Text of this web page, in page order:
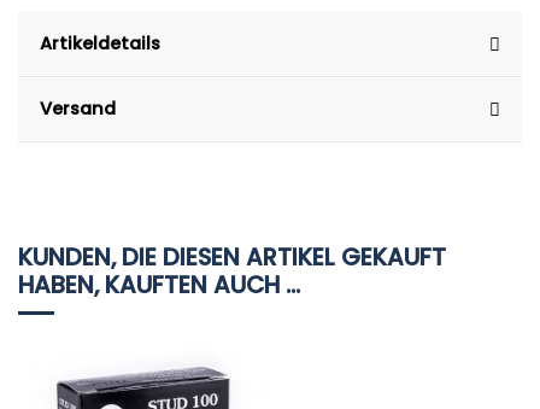
Artikeldetails
Versand
KUNDEN, DIE DIESEN ARTIKEL GEKAUFT
HABEN, KAUFTEN AUCH ...